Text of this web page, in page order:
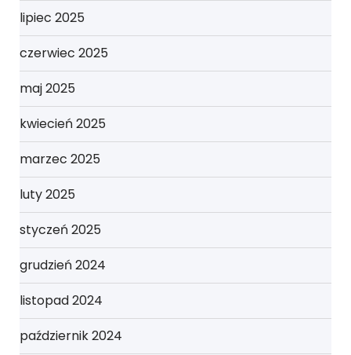
lipiec 2025
czerwiec 2025
maj 2025
kwiecień 2025
marzec 2025
luty 2025
styczeń 2025
grudzień 2024
listopad 2024
październik 2024